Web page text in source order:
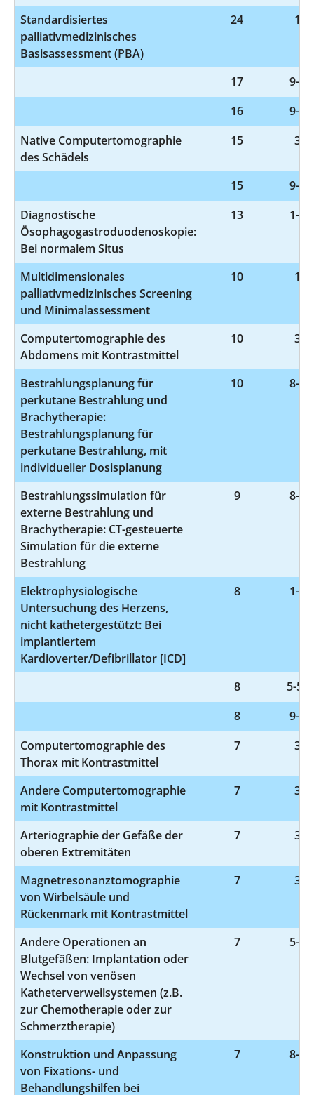
Standardisiertes
palliativmedizinisches
Basisassessment (PBA)
24 1-
17
9-
16
9-
Native Computertomographie
des Schädels
15 3-
15
9-
Diagnostische
Ösophagogastroduodenoskopie:
Bei normalem Situs
13 1-
Multidimensionales
palliativmedizinisches Screening
und Minimalassessment
10 1-
Computertomographie des
Abdomens mit Kontrastmittel
10 3-
Bestrahlungsplanung für
perkutane Bestrahlung und
Brachytherapie:
Bestrahlungsplanung für
perkutane Bestrahlung, mit
individueller Dosisplanung
10 8-
Bestrahlungssimulation für
externe Bestrahlung und
Brachytherapie: CT-gesteuerte
Simulation für die externe
Bestrahlung
9 8-
Elektrophysiologische
Untersuchung des Herzens,
nicht kathetergestützt: Bei
implantiertem
Kardioverter/Defibrillator [ICD]
8 1-
8
5-
8
9-
Computertomographie des
Thorax mit Kontrastmittel
7 3-
Andere Computertomographie
mit Kontrastmittel
7 3-
Arteriographie der Gefäße der
oberen Extremitäten
7 3-
Magnetresonanztomographie
von Wirbelsäule und
Rückenmark mit Kontrastmittel
7 3-
Andere Operationen an
Blutgefäßen: Implantation oder
Wechsel von venösen
Katheterverweilsystemen (z.B.
zur Chemotherapie oder zur
Schmerztherapie)
7 5-
Konstruktion und Anpassung
von Fixations- und
Behandlungshilfen bei
7 8-